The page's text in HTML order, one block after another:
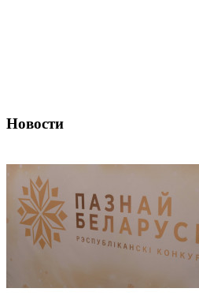
Новости